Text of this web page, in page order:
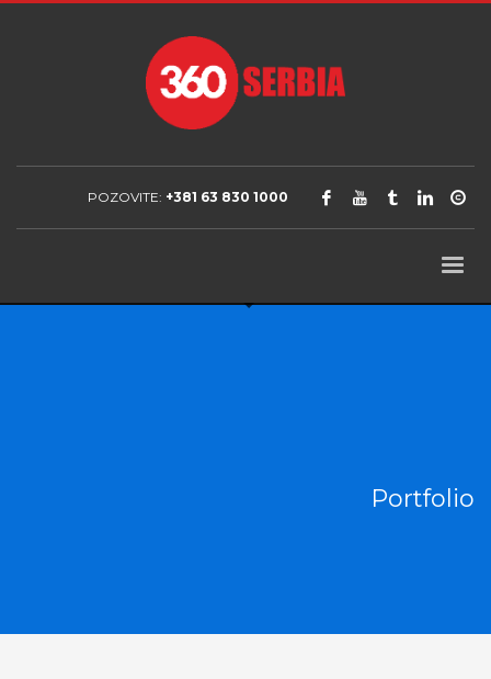
POZOVITE: +381 63 830 1000
Portfolio